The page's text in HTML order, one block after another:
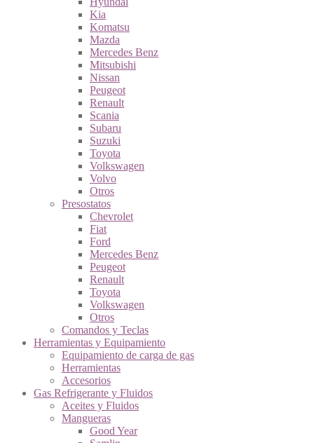
Kia
Komatsu
Mazda
Mercedes Benz
Mitsubishi
Nissan
Peugeot
Renault
Scania
Subaru
Suzuki
Toyota
Volkswagen
Volvo
Otros
Presostatos
Chevrolet
Fiat
Ford
Mercedes Benz
Peugeot
Renault
Toyota
Volkswagen
Otros
Comandos y Teclas
Herramientas y Equipamiento
Equipamiento de carga de gas
Herramientas
Accesorios
Gas Refrigerante y Fluidos
Aceites y Fluidos
Mangueras
Good Year